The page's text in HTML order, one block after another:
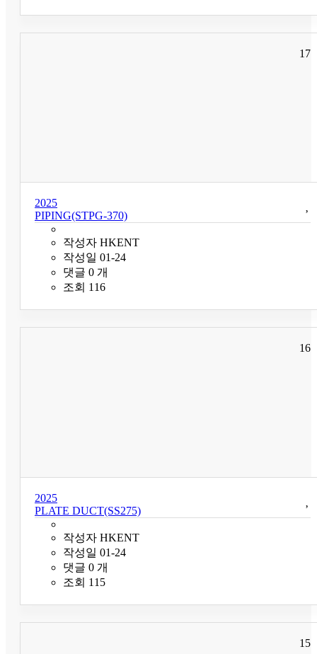
17
2025
PIPING(STPG-370)
작성자 HKENT
작성일 01-24
댓글 0 개
조회 116
16
2025
PLATE DUCT(SS275)
작성자 HKENT
작성일 01-24
댓글 0 개
조회 115
15